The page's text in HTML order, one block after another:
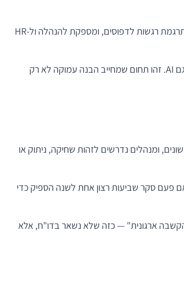
כאן נכנסת לתמונה אפליקציית שביעות רצון עובדים. לא עוד שאלון שנתי גנרי, אלא פלטפורמה דינמית שמקשיבה לארגון בזמן אמת, מתרגמת רגשות לדפוסים, ומספקת להנהלה ול-HR
עבור קהילת הפיתוח, המוצר הזה יושב בדיוק בצומת המעניין: מובייל, Backend, אנליטיקה, אבטחת מידע, UX, אינטגרציות ויותר ויותר גם AI. זהו תחום שמחייב הבנה עמוקה לא רק
שונים, ומנהלים נדרשים לזהות שחיקה, ניתוק או
פעם סקר שביעות רצון אחת לשנה הספיק כדי
ארגונית" — כזה שלא נשאר בדו"ח, אלא